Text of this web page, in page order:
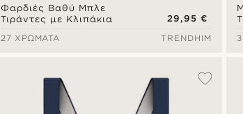
Φαρδιές Βαθύ Μπλε
Τιράντες με Κλιπάκια
29,95 €
27 ΧΡΏΜΑΤΑ
TRENDHIM